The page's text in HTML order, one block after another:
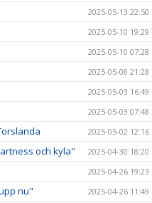
2025-05-13 22:50
2025-05-10 19:29
2025-05-10 07:28
2025-05-08 21:28
2025-05-03 16:49
2025-05-03 07:48
2025-05-02 12:16
och kyla" 2025-04-30 18:20
2025-04-26 19:23
nu" 2025-04-26 11:49